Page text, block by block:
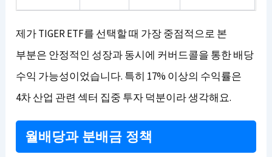
제가 TIGER ETF를 선택할 때 가장 중점적으로 본
부분은 안정적인 성장과 동시에 커버드콜을 통한 배당
수익 가능성이었습니다. 특히 17% 이상의 수익률은
4차 산업 관련 섹터 집중 투자 덕분이라 생각해요.
월배당과 분배금 정책